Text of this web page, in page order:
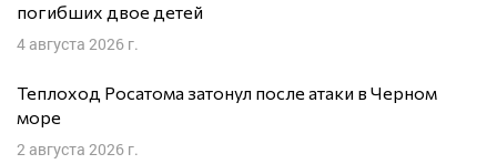
погибших двое детей
4 августа 2026 г.
Теплоход Росатома затонул после атаки в Черном
море
2 августа 2026 г.